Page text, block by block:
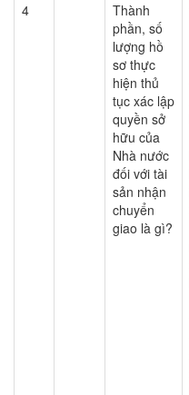
4
Thành
phần, số
lượng hồ
sơ thực
hiện thủ
tục xác lập
quyền sở
hữu của
Nhà nước
đối với tài
sản nhận
chuyển
giao là gì?